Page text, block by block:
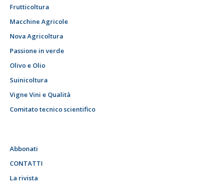
Frutticoltura
Macchine Agricole
Nova Agricoltura
Passione in verde
Olivo e Olio
Suinicoltura
Vigne Vini e Qualità
Comitato tecnico scientifico
Abbonati
CONTATTI
La rivista